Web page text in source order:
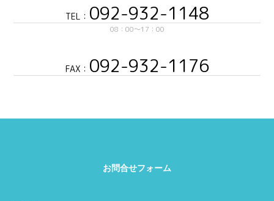
TEL： 092-932-1148
08：00〜17：00
FAX： 092-932-1176
お問合せフォーム